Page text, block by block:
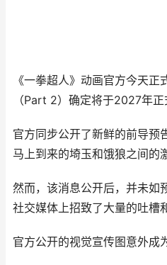
《一拳超人》动画官方今天
（Part 2）确定将于2027年正
官方同步公开了新鲜的前导预
马上到来的埼玉和饿狼之间的
然而，该消息公开后，并未如
社交媒体上招致了大量的吐槽
官方公开的视觉宣传图意外成